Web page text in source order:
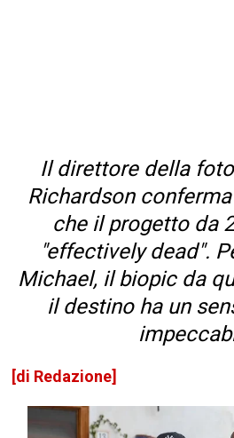
Il direttore della
Richardson
che il progetto da
"effectively dead".
Michael, il biopic da
il destino ha un
[di Redazione]